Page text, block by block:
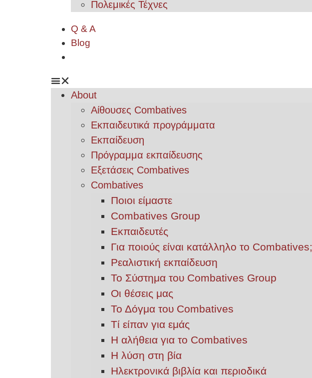
Πολεμικές Τέχνες
Q & A
Blog
About
Αίθουσες Combatives
Εκπαιδευτικά προγράμματα
Εκπαίδευση
Πρόγραμμα εκπαίδευσης
Εξετάσεις Combatives
Combatives
Ποιοι είμαστε
Combatives Group
Εκπαιδευτές
Για ποιούς είναι κατάλληλο το Combatives;
Ρεαλιστική εκπαίδευση
Το Σύστημα του Combatives Group
Οι θέσεις μας
Το Δόγμα του Combatives
Τί είπαν για εμάς
Η αλήθεια για το Combatives
Η λύση στη βία
Ηλεκτρονικά βιβλία και περιοδικά